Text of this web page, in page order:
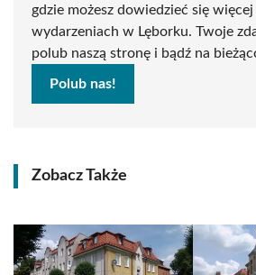
gdzie możesz dowiedzieć się
wydarzeniach w Lęborku. Twoje
polub naszą stronę i bądź na
Polub nas!
Zobacz Także